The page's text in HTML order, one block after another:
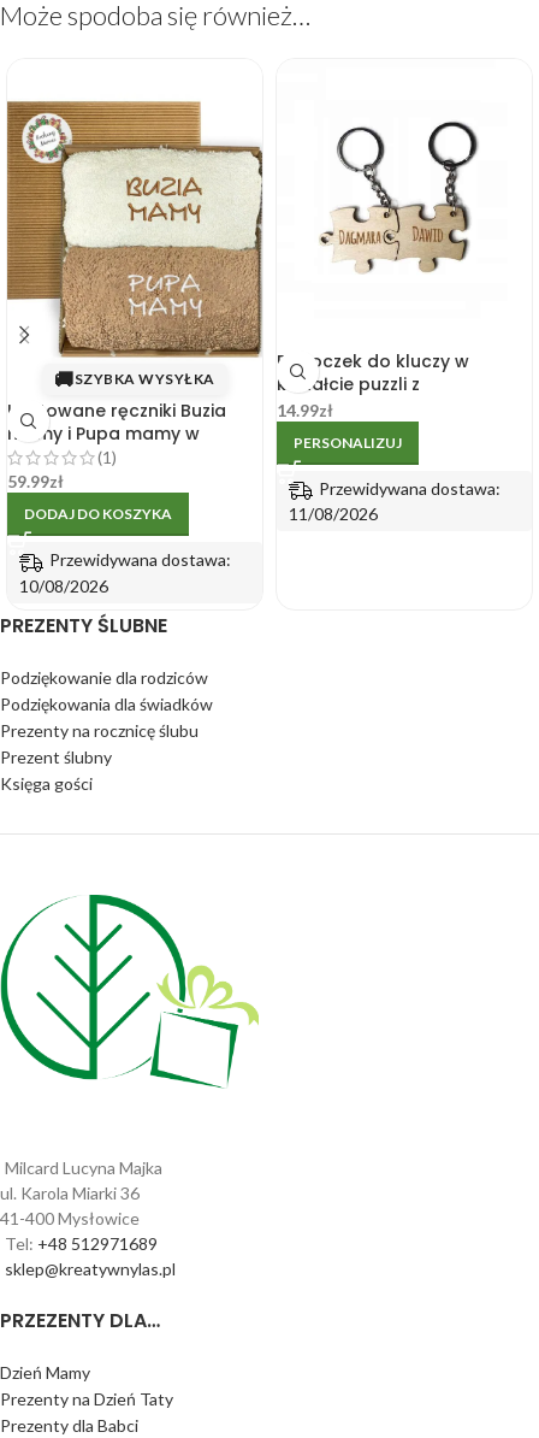
Może spodoba się również…
🚚SZYBKA WYSYŁKA
Haftowane ręczniki Buzia
mamy i Pupa mamy w
pudełku
(1)
59.99zł
DODAJ DO KOSZYKA
Przewidywana dostawa:
10/08/2026
Breloczek do kluczy w
kształcie puzzli z
wygrawerowanymi imionami
14.99zł
PERSONALIZUJ
Przewidywana dostawa:
11/08/2026
PREZENTY ŚLUBNE
Podziękowanie dla rodziców
Podziękowania dla świadków
Prezenty na rocznicę ślubu
Prezent ślubny
Księga gości
Milcard Lucyna Majka
ul. Karola Miarki 36
41-400 Mysłowice
Tel: +48 512971689
sklep@kreatywnylas.pl
PRZEZENTY DLA…
Dzień Mamy
Prezenty na Dzień Taty
Prezenty dla Babci